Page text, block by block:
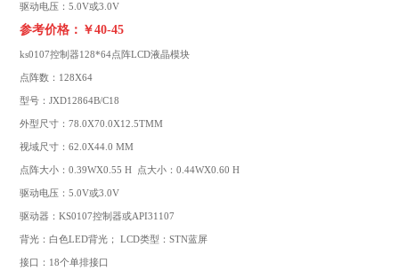
驱动电压：5.0V或3.0V
参考价格：￥40-45
ks0107控制器128*64点阵LCD液晶模块
点阵数：128X64
型号：JXD12864B/C18
外型尺寸：78.0X70.0X12.5TMM
视域尺寸：62.0X44.0 MM
点阵大小：0.39WX0.55 H 点大小：0.44WX0.60 H
驱动电压：5.0V或3.0V
驱动器：KS0107控制器或API31107
背光：白色LED背光； LCD类型：STN蓝屏
接口：18个单排接口